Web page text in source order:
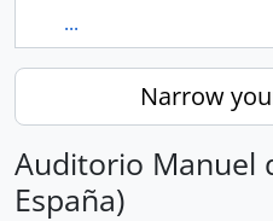
...
Narrow
Auditorio Manuel
España)